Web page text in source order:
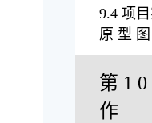
9.4 项
原 型 图
第 1 0
作